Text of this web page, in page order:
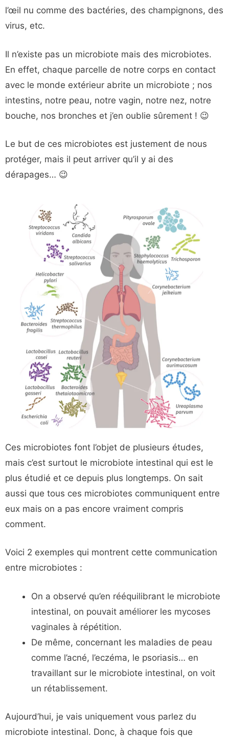
l’œil nu comme des bactéries, des champignons, des
virus, etc.
Il n’existe pas un microbiote mais des microbiotes.
En effet, chaque parcelle de notre corps en contact
avec le monde extérieur abrite un microbiote ; nos
intestins, notre peau, notre vagin, notre nez, notre
bouche, nos bronches et j’en oublie sûrement ! 😉
Le but de ces microbiotes est justement de nous
protéger, mais il peut arriver qu’il y ai des
dérapages… 😉
Ces microbiotes font l’objet de plusieurs études,
mais c’est surtout le microbiote intestinal qui est le
plus étudié et ce depuis plus longtemps. On sait
aussi que tous ces microbiotes communiquent entre
eux mais on a pas encore vraiment compris
comment.
Voici 2 exemples qui montrent cette communication
entre microbiotes :
On a observé qu’en rééquilibrant le microbiote
intestinal, on pouvait améliorer les mycoses
vaginales à répétition.
De même, concernant les maladies de peau
comme l’acné, l’eczéma, le psoriasis… en
travaillant sur le microbiote intestinal, on voit
un rétablissement.
Aujourd’hui, je vais uniquement vous parlez du
microbiote intestinal. Donc, à chaque fois que